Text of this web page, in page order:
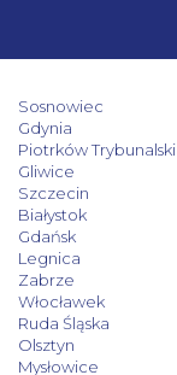
Sosnowiec
Gdynia
Piotrków Trybunalski
Gliwice
Szczecin
Białystok
Gdańsk
Legnica
Zabrze
Włocławek
Ruda Śląska
Olsztyn
Mysłowice